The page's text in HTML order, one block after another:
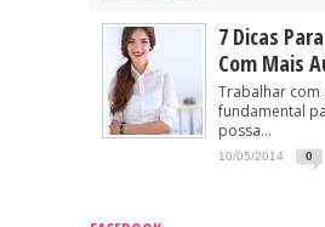
7 Dicas
Com Mais
Trabalhar com
fundamental
possa...
10/05/2014 0